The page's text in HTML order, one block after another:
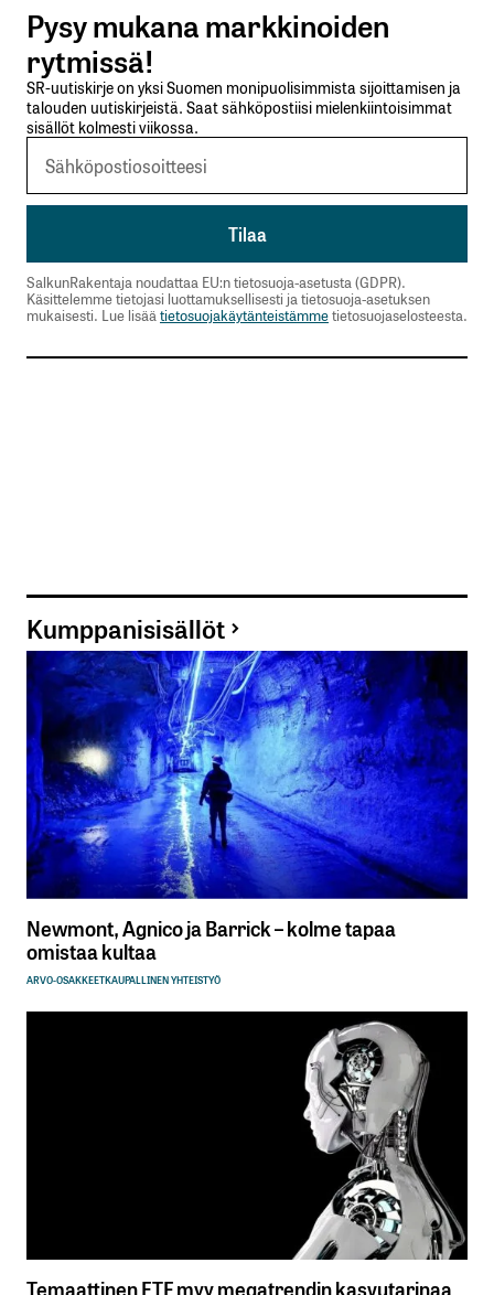
Lähetä kommentti
Pysy mukana markkinoiden
rytmissä!
SR-uutiskirje on yksi Suomen monipuolisimmista sijoittamisen ja
talouden uutiskirjeistä. Saat sähköpostiisi mielenkiintoisimmat
sisällöt kolmesti viikossa.
SalkunRakentaja noudattaa EU:n tietosuoja-asetusta (GDPR).
Käsittelemme tietojasi luottamuksellisesti ja tietosuoja-asetuksen
mukaisesti. Lue lisää tietosuojakäytänteistämmetietosuojaselosteesta.
Kumppanisisällöt
Newmont, Agnico ja Barrick – kolme tapaa
omistaa kultaa
ARVO-OSAKKEETKAUPALLINEN YHTEISTYÖ
Temaattinen ETF myy megatrendin kasvutarinaa